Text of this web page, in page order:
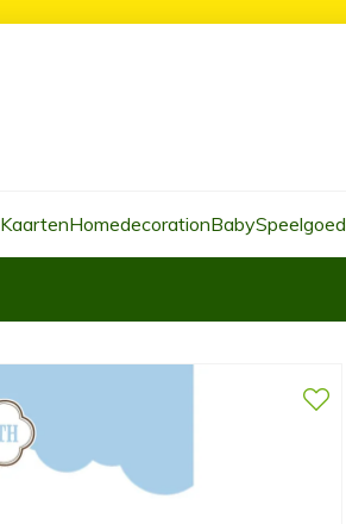
KaartenHomedecorationBabySpeelgoed